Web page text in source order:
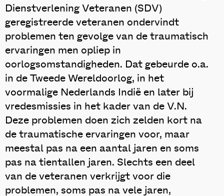
Dienstverlening Veteranen (SDV)
geregistreerde veteranen ondervindt
problemen ten gevolge van de traumatisch
ervaringen men opliep in
oorlogsomstandigheden. Dat gebeurde o.a.
in de Tweede Wereldoorlog, in het
voormalige Nederlands Indië en later bij
vredesmissies in het kader van de V.N.
Deze problemen doen zich zelden kort na
de traumatische ervaringen voor, maar
meestal pas na een aantal jaren en soms
pas na tientallen jaren. Slechts een deel
van de veteranen verkrijgt voor die
problemen, soms pas na vele jaren,